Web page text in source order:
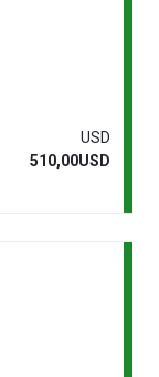
USD
510,00USD